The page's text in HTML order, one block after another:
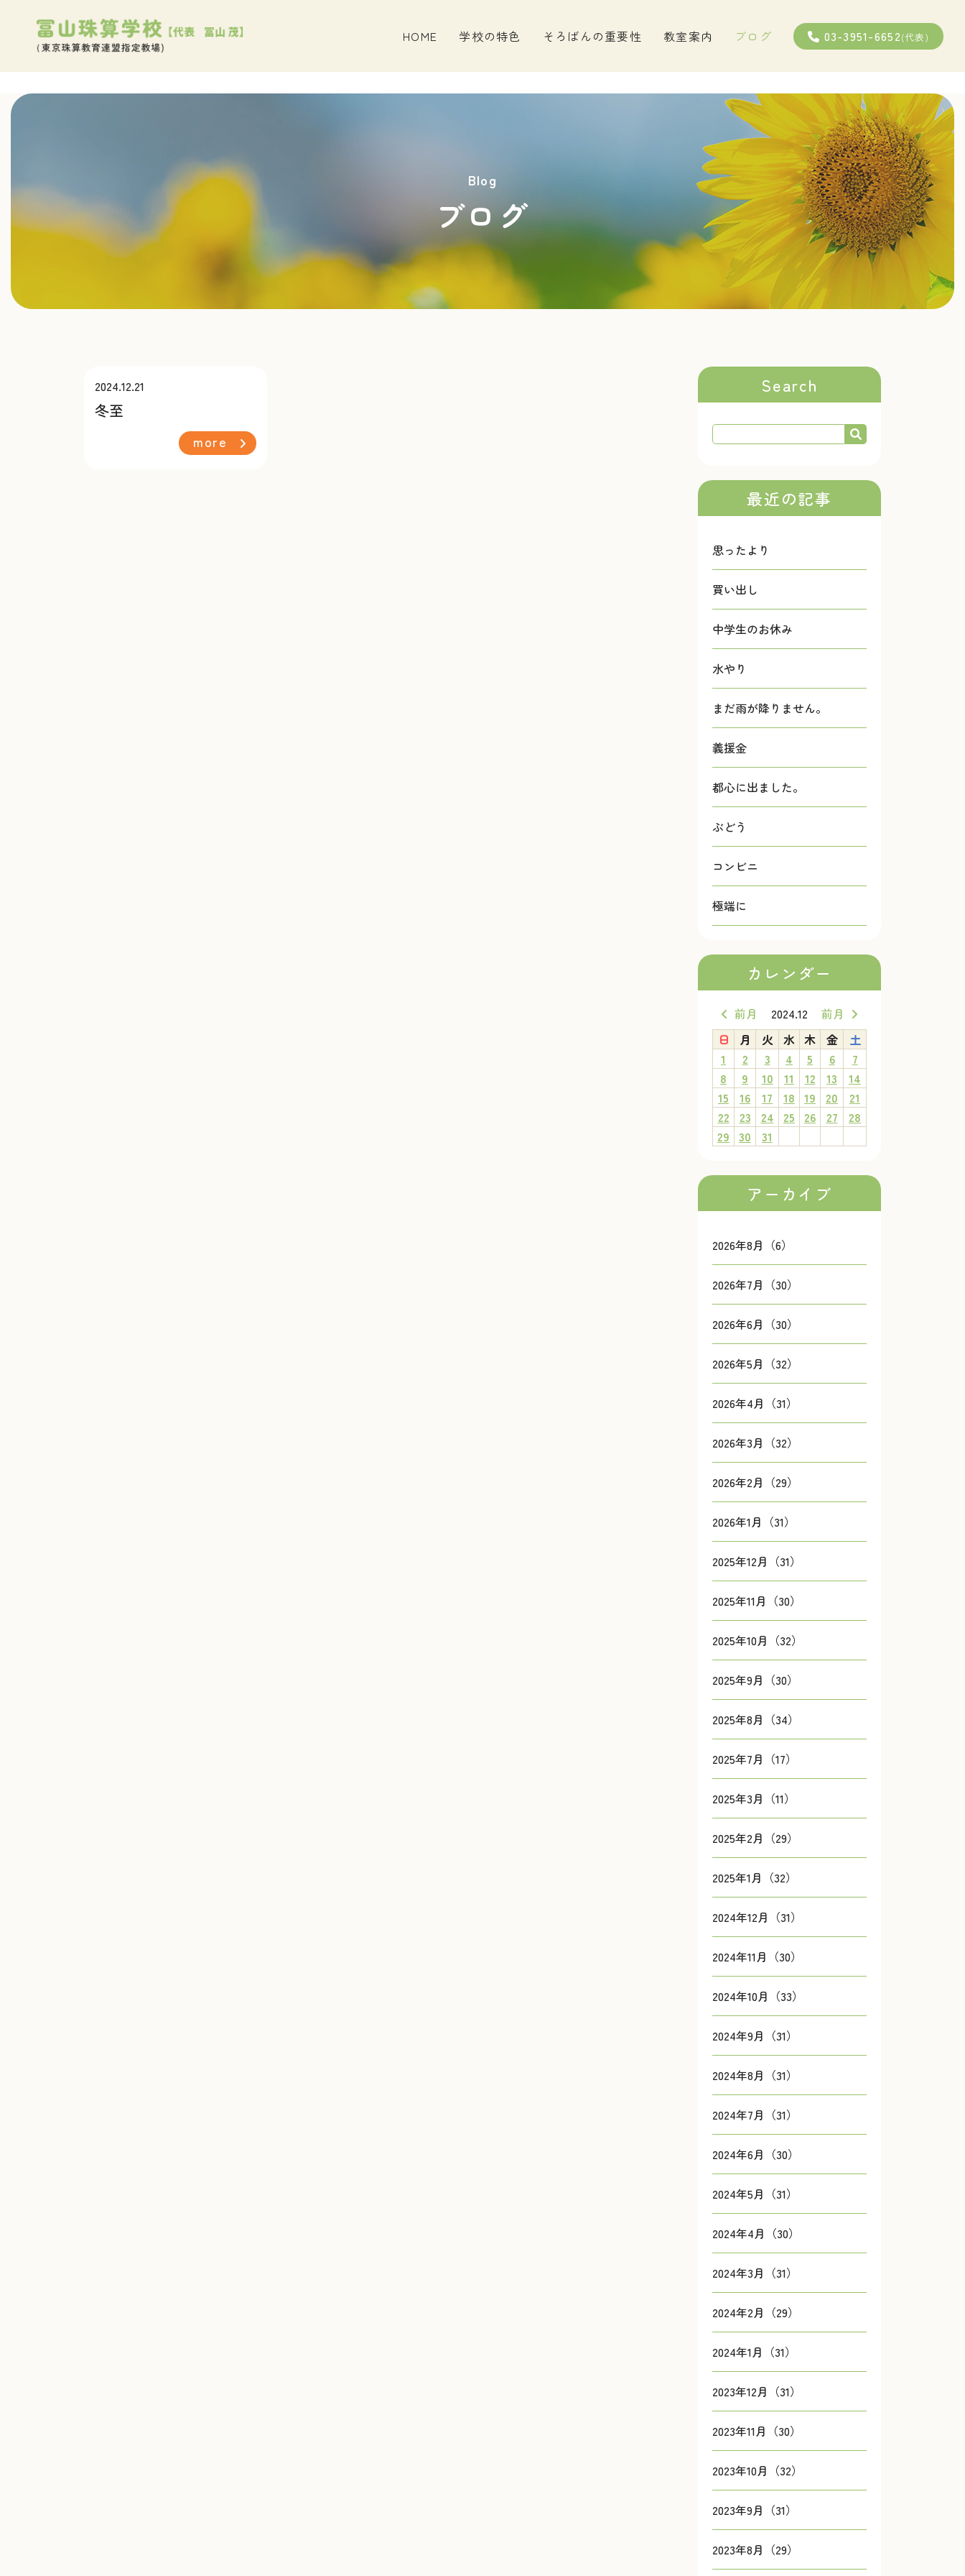
HOME 学校の特色 そろばんの重要性 教室案内 ブログ 03-3951-6652(代表)
Blog
ブログ
2024.12.21
冬至
more
Search
最近の記事
思ったより
買い出し
中学生のお休み
水やり
まだ雨が降りません。
義援金
都心に出ました。
ぶどう
コンビニ
極端に
カレンダー
前月 2024.12
前月
日
月 火 水 木 金
土
1
2 3 4 5 6
7
8
9 10 11 12 13
14
15
16 17 18 19 20
21
22
23 24 25 26 27
28
29 30 31
アーカイブ
2026年8月（6）
2026年7月（30）
2026年6月（30）
2026年5月（32）
2026年4月（31）
2026年3月（32）
2026年2月（29）
2026年1月（31）
2025年12月（31）
2025年11月（30）
2025年10月（32）
2025年9月（30）
2025年8月（34）
2025年7月（17）
2025年3月（11）
2025年2月（29）
2025年1月（32）
2024年12月（31）
2024年11月（30）
2024年10月（33）
2024年9月（31）
2024年8月（31）
2024年7月（31）
2024年6月（30）
2024年5月（31）
2024年4月（30）
2024年3月（31）
2024年2月（29）
2024年1月（31）
2023年12月（31）
2023年11月（30）
2023年10月（32）
2023年9月（31）
2023年8月（29）